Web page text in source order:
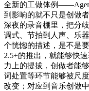
全新的工做体例
到影响的就不只是创做
深夜的录音棚里，把分
调式、节拍到人声、乐
个恍惚的描述，是不是
2.5+的推出，就能够快
力上的提拔，创做者能
词处置等环节能够被尺
改变；对应到音乐创做